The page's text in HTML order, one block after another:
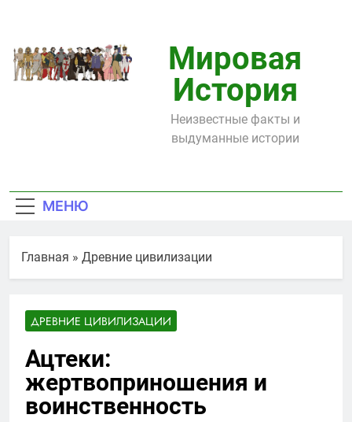
содержимому
Мировая
История
Неизвестные факты и
выдуманные истории
МЕНЮ
Главная » Древние цивилизации
ДРЕВНИЕ ЦИВИЛИЗАЦИИ
Ацтеки:
жертвоприношения и
воинственность